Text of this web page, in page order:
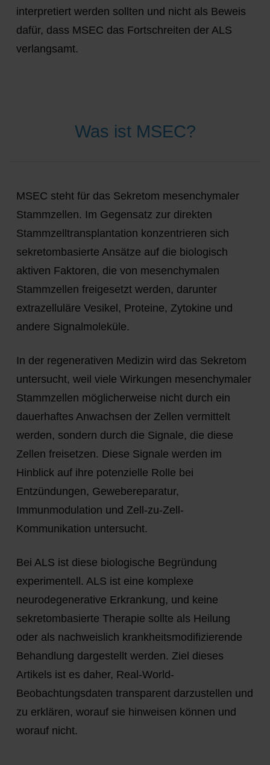
interpretiert werden sollten und nicht als Beweis
dafür, dass MSEC das Fortschreiten der ALS
verlangsamt.
Was ist MSEC?
MSEC steht für das Sekretom mesenchymaler
Stammzellen. Im Gegensatz zur direkten
Stammzelltransplantation konzentrieren sich
sekretombasierte Ansätze auf die biologisch
aktiven Faktoren, die von mesenchymalen
Stammzellen freigesetzt werden, darunter
extrazelluläre Vesikel, Proteine, Zytokine und
andere Signalmoleküle.
In der regenerativen Medizin wird das Sekretom
untersucht, weil viele Wirkungen mesenchymaler
Stammzellen möglicherweise nicht durch ein
dauerhaftes Anwachsen der Zellen vermittelt
werden, sondern durch die Signale, die diese
Zellen freisetzen. Diese Signale werden im
Hinblick auf ihre potenzielle Rolle bei
Entzündungen, Gewebereparatur,
Immunmodulation und Zell-zu-Zell-
Kommunikation untersucht.
Bei ALS ist diese biologische Begründung
experimentell. ALS ist eine komplexe
neurodegenerative Erkrankung, und keine
sekretombasierte Therapie sollte als Heilung
oder als nachweislich krankheitsmodifizierende
Behandlung dargestellt werden. Ziel dieses
Artikels ist es daher, Real-World-
Beobachtungsdaten transparent darzustellen und
zu erklären, worauf sie hinweisen können und
worauf nicht.